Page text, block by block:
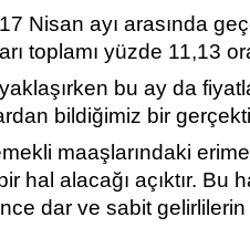
Nisan ayı arasında
toplamı yüzde 11,13
bu ay da
bildiğimiz bir
maaşlarındaki
hal alacağı açıktır. Bu
dar ve sabit